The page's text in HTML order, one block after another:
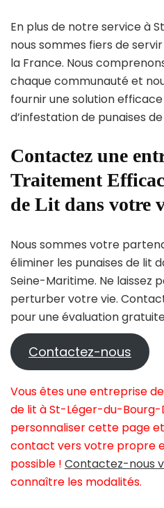
En plus de notre service à
nous sommes fiers de
la France. Nous
chaque communauté et
fournir une solution
d’infestation de punaises
Contactez une
Traitement
de Lit dans votre
Nous sommes votre
éliminer les punaises de lit
Seine-Maritime. Ne laissez
perturber votre vie.
pour une évaluation
Contactez-nous
Vous êtes une entreprise
de lit à St-Léger-du-Bourg-
personnaliser cette page
contact vers votre propre
possible ! Contactez-nous
connaître les modalités.